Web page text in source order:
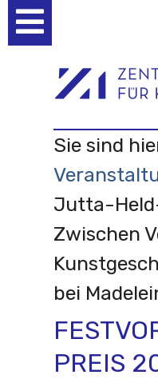
Werkzeuge
Sie sind
Jutta-
Zwischen
bei
PREIS